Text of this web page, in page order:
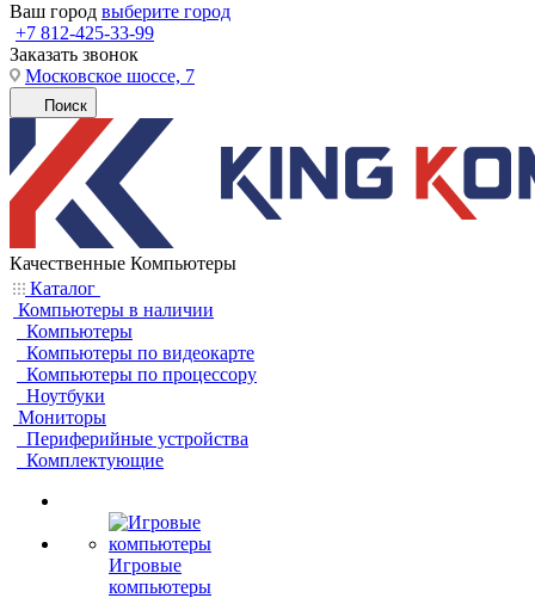
Ваш город выберите город
+7 812-425-33-99
Заказать звонок
Московское шоссе, 7
Поиск
Качественные Компьютеры
Каталог
Компьютеры в наличии
Компьютеры
Компьютеры по видеокарте
Компьютеры по процессору
Ноутбуки
Мониторы
Периферийные устройства
Комплектующие
Игровые
компьютеры